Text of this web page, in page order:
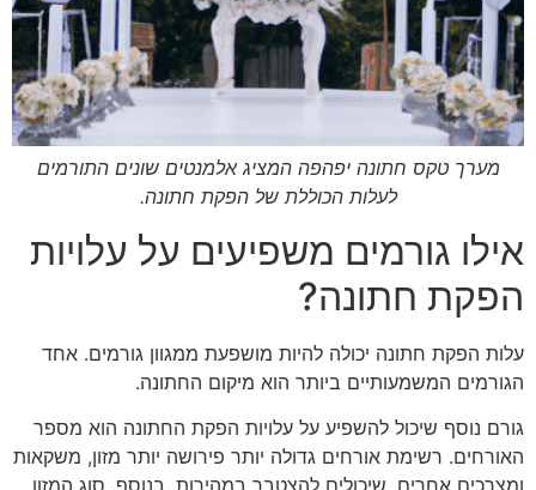
מערך טקס חתונה יפהפה המציג אלמנטים שונים התורמים
לעלות הכוללת של הפקת חתונה.
אילו גורמים משפיעים על עלויות
הפקת חתונה?
עלות הפקת חתונה יכולה להיות מושפעת ממגוון גורמים. אחד
הגורמים המשמעותיים ביותר הוא מיקום החתונה.
גורם נוסף שיכול להשפיע על עלויות הפקת החתונה הוא מספר
האורחים. רשימת אורחים גדולה יותר פירושה יותר מזון, משקאות